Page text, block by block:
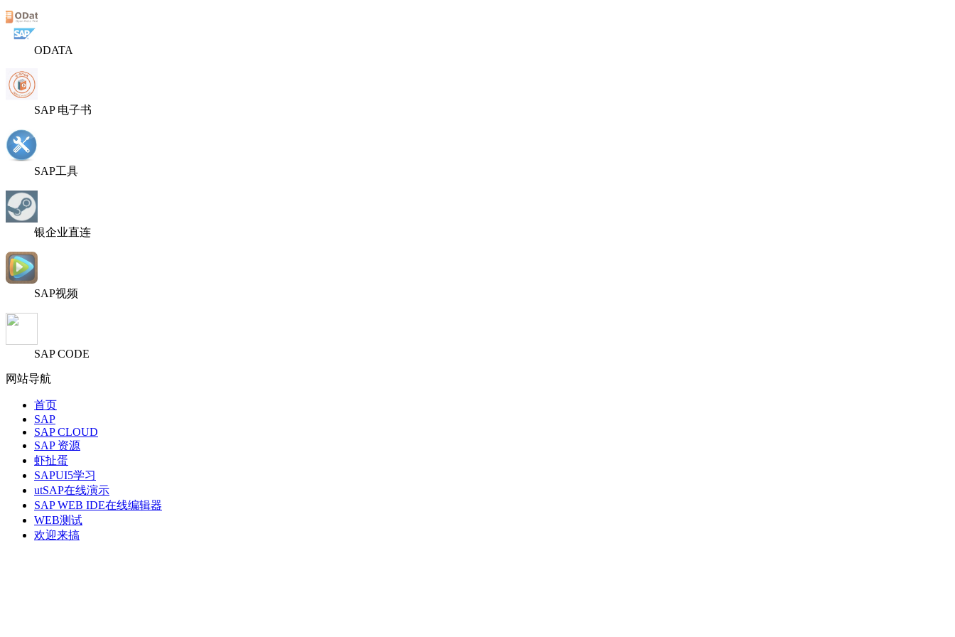
ODATA
SAP 电子书
SAP工具
银企业直连
SAP视频
SAP CODE
网站导航
首页
SAP
SAP CLOUD
SAP 资源
虾扯蛋
SAPUI5学习
utSAP在线演示
SAP WEB IDE在线编辑器
WEB测试
欢迎来搞